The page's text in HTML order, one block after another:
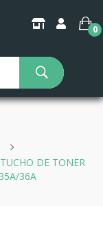
0
DE TONER
36A